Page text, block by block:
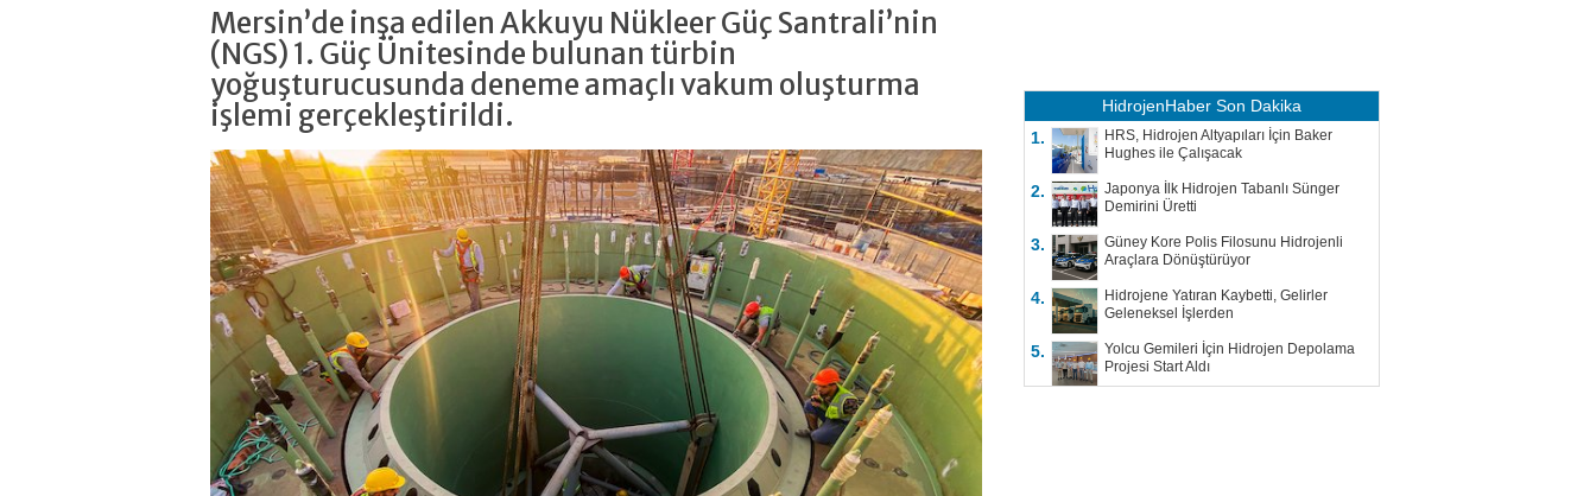
Mersin’de inşa edilen Akkuyu Nükleer Güç Santrali’nin
(NGS) 1. Güç Ünitesinde bulunan türbin
yoğuşturucusunda deneme amaçlı vakum oluşturma
işlemi gerçekleştirildi.
HidrojenHaber Son Dakika
1.
HRS, Hidrojen Altyapıları İçin Baker
Hughes ile Çalışacak
2.
Japonya İlk Hidrojen Tabanlı Sünger
Demirini Üretti
3.
Güney Kore Polis Filosunu Hidrojenli
Araçlara Dönüştürüyor
4.
Hidrojene Yatıran Kaybetti, Gelirler
Geleneksel İşlerden
5.
Yolcu Gemileri İçin Hidrojen Depolama
Projesi Start Aldı